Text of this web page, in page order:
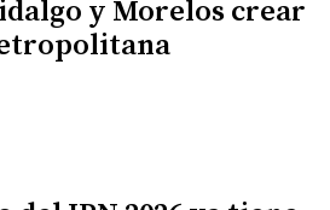
y Morelos crear